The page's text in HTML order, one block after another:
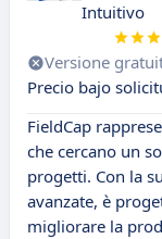
Intuitivo
Versione
Precio bajo
FieldCap
che cercano un
progetti. Con la
avanzate, è
migliorare la